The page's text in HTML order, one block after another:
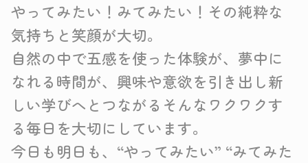
やってみたい！みてみたい！その純粋な
気持ちと笑顔が大切。
自然の中で五感を使った体験が、夢中に
なれる時間が、興味や意欲を引き出し新
しい学びへとつながるそんなワクワクす
る毎日を大切にしています。
今日も明日も、“やってみたい” “みてみた